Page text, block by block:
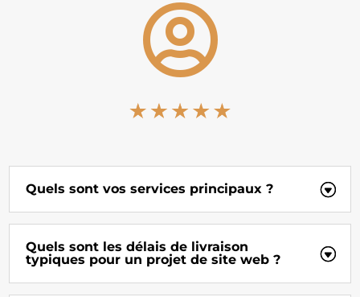

Quels sont vos services principaux ?
Quels sont les délais de livraison
typiques pour un projet de site web ?